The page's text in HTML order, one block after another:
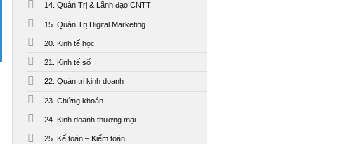
14. Quản Trị & Lãnh đạo CNTT
15. Quản Trị Digital Marketing
20. Kinh tế học
21. Kinh tế số
22. Quản trị kinh doanh
23. Chứng khoán
24. Kinh doanh thương mại
25. Kế toán – Kiểm toán